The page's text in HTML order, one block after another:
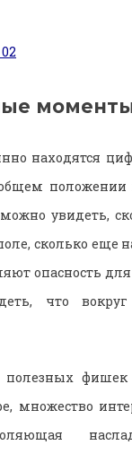
находятся
положении
увидеть,
сколько еще
опасность
что
фишек
множество